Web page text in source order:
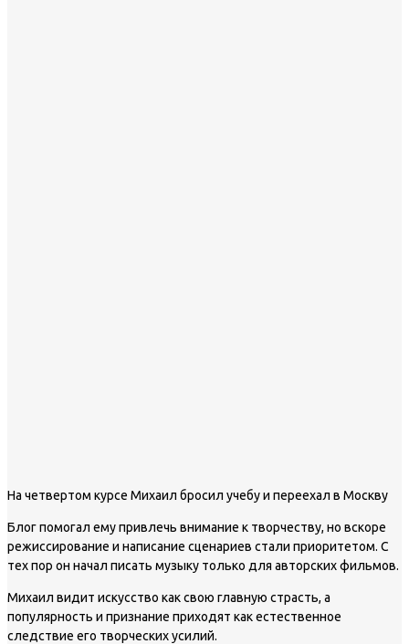
На четвертом курсе Михаил бросил учебу и переехал в Москву
Блог помогал ему привлечь внимание к творчеству, но вскоре
режиссирование и написание сценариев стали приоритетом. С
тех пор он начал писать музыку только для авторских фильмов.
Михаил видит искусство как свою главную страсть, а
популярность и признание приходят как естественное
следствие его творческих усилий.